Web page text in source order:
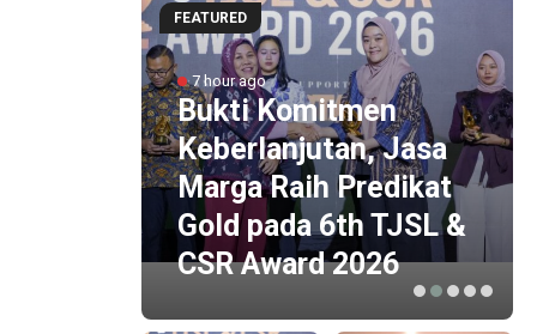
FEATURED
7 hour ago
Bukti Komitmen
Keberlanjutan, Jasa
Marga Raih Predikat
Gold pada 6th TJSL &
CSR Award 2026